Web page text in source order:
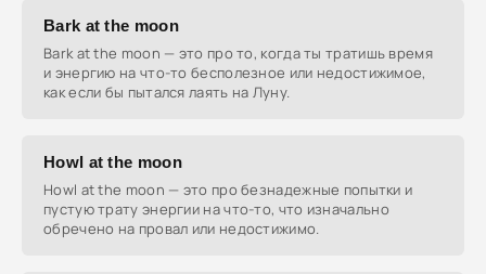
Bark at the moon
Bark at the moon — это про то, когда ты тратишь время
и энергию на что-то бесполезное или недостижимое,
как если бы пытался лаять на Луну.
Howl at the moon
Howl at the moon — это про безнадежные попытки и
пустую трату энергии на что-то, что изначально
обречено на провал или недостижимо.